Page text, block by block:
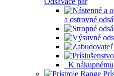
a ostrovné
K